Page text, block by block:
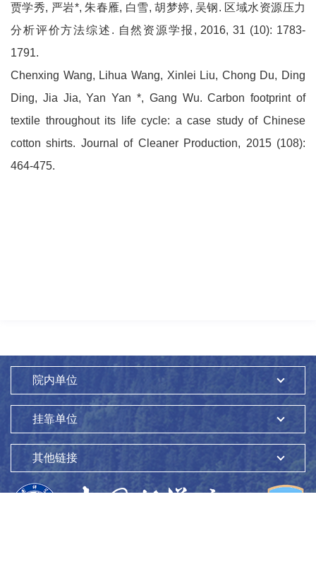
贾学秀, 严岩*, 朱春雁, 白雪, 胡梦婷, 吴钢. 区域水资源压力
分析评价方法综述. 自然资源学报, 2016, 31 (10): 1783-
1791.
Chenxing Wang, Lihua Wang, Xinlei Liu, Chong Du, Ding
Ding, Jia Jia, Yan Yan *, Gang Wu. Carbon footprint of
textile throughout its life cycle: a case study of Chinese
cotton shirts. Journal of Cleaner Production, 2015 (108):
464-475.
院内单位
挂靠单位
其他链接